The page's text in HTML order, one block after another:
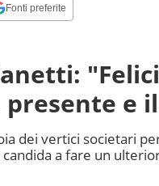
Fonti preferite
presente e
dei vertici societari
a fare un